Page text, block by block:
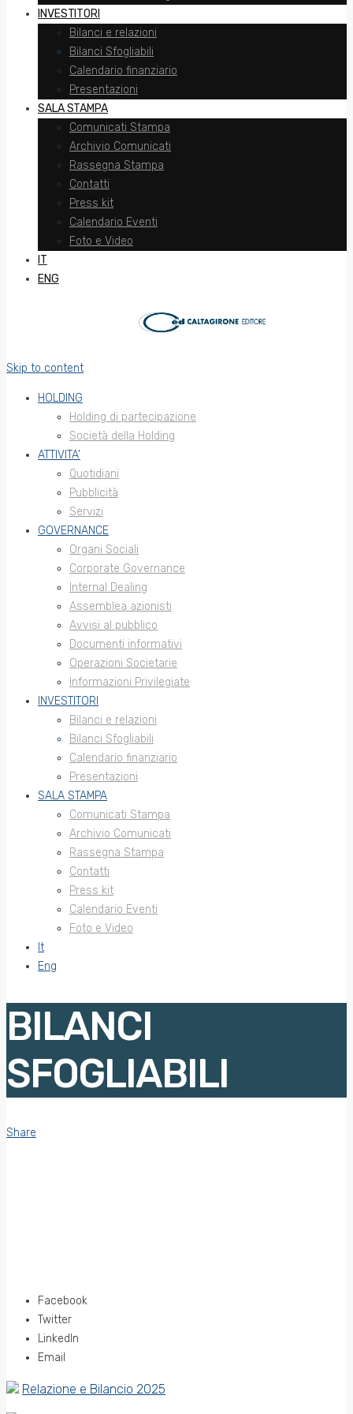
INVESTITORI
Bilanci e relazioni
Bilanci Sfogliabili
Calendario finanziario
Presentazioni
SALA STAMPA
Comunicati Stampa
Archivio Comunicati
Rassegna Stampa
Contatti
Press kit
Calendario Eventi
Foto e Video
IT
ENG
Skip to content
HOLDING
Holding di partecipazione
Società della Holding
ATTIVITA’
Quotidiani
Pubblicità
Servizi
GOVERNANCE
Organi Sociali
Corporate Governance
Internal Dealing
Assemblea azionisti
Avvisi al pubblico
Documenti informativi
Operazioni Societarie
Informazioni Privilegiate
INVESTITORI
Bilanci e relazioni
Bilanci Sfogliabili
Calendario finanziario
Presentazioni
SALA STAMPA
Comunicati Stampa
Archivio Comunicati
Rassegna Stampa
Contatti
Press kit
Calendario Eventi
Foto e Video
It
Eng
BILANCI
SFOGLIABILI
Share
Facebook
Twitter
LinkedIn
Email
Relazione e Bilancio 2025